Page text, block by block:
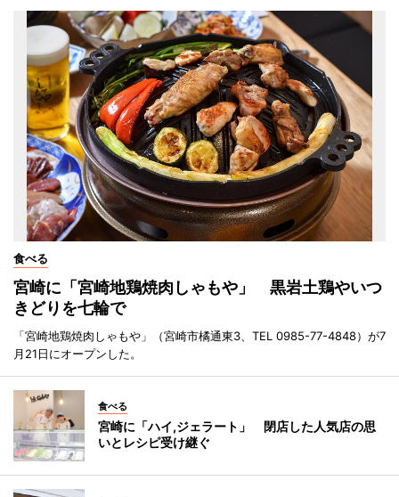
食べる
宮崎に「宮崎地鶏焼肉しゃもや」 黒岩土鶏やいつ
きどりを七輪で
「宮崎地鶏焼肉しゃもや」（宮崎市橘通東3、TEL 0985-77-4848）が7
月21日にオープンした。
食べる
宮崎に「ハイ,ジェラート」 閉店した人気店の思
いとレシピ受け継ぐ